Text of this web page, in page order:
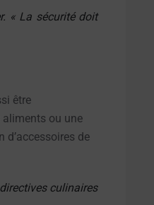
« La sécurité doit
être
aliments ou une
d’accessoires de
culinaires